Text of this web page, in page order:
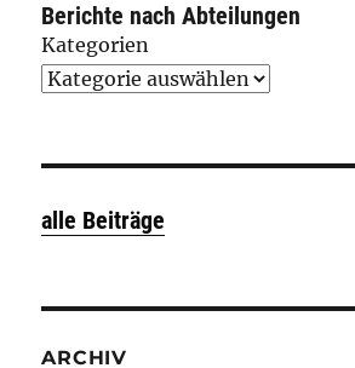
Berichte nach Abteilungen
Kategorien
alle Beiträge
ARCHIV